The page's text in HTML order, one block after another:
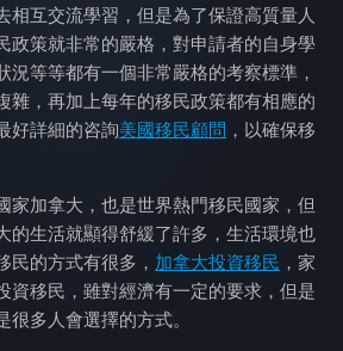
相互交流學習，但是為了保證高質量人
政策就非常的嚴格，對申請者的自身學
況等等都有一個非常嚴格的考察標準，
雜，再加上每年的移民政策都有相應的
好詳細的咨詢美國移民顧問 ，以確保移
家加拿大，也是世界熱門移民國家，但
的生活就顯得舒緩了許多，生活環境也
民的方式有很多， 加拿大投資移民 ，家
資移民，雖對經濟有一定的要求，但是
多人會選擇的方式。